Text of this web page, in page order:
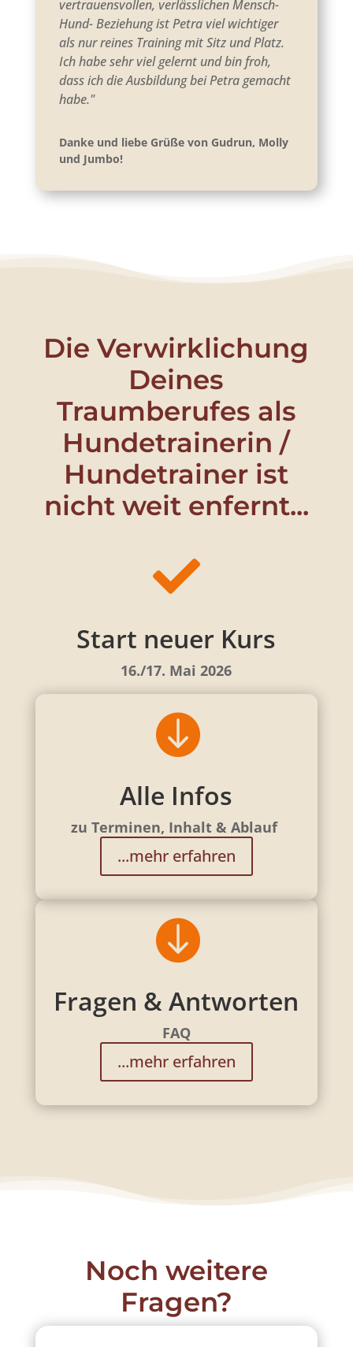
vertrauensvollen, verlässlichen Mensch-
Hund- Beziehung ist Petra viel wichtiger
als nur reines Training mit Sitz und Platz.
Ich habe sehr viel gelernt und bin froh,
dass ich die Ausbildung bei Petra gemacht
habe."
Danke und liebe Grüße von Gudrun, Molly
und Jumbo!
Die Verwirklichung
Deines
Traumberufes als
Hundetrainerin /
Hundetrainer ist
nicht weit enfernt...

Start neuer Kurs
16./17. Mai 2026

Alle Infos
zu Terminen, Inhalt & Ablauf
...mehr erfahren

Fragen & Antworten
FAQ
...mehr erfahren
Noch weitere
Fragen?